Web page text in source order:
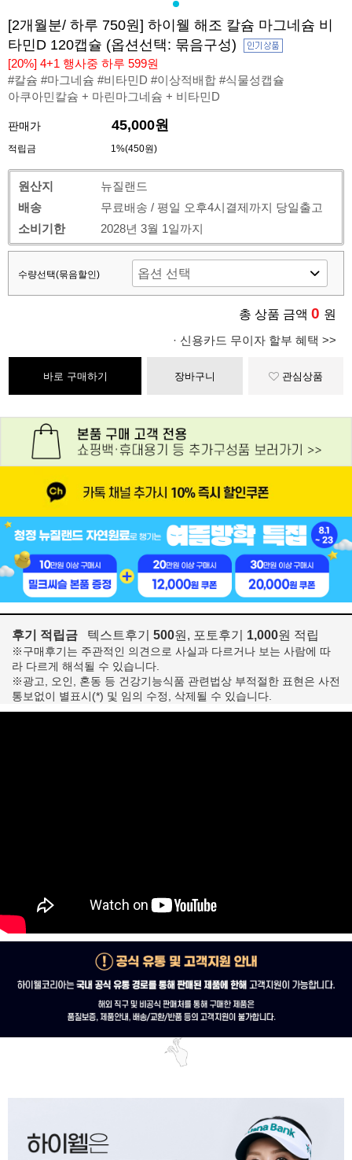
[2개월분/ 하루 750원] 하이웰 해조 칼슘 마그네슘 비
타민D 120캡슐 (옵션선택: 묶음구성)
[20%] 4+1 행사중 하루 599원
#칼슘 #마그네슘 #비타민D #이상적배합 #식물성캡슐
아쿠아민칼슘 + 마린마그네슘 + 비타민D
판매가 45,000원
적립금 1%(450원)
원산지
뉴질랜드
배송
무료배송 / 평일 오후4시결제까지 당일출고
소비기한
2028년 3월 1일까지
수량선택(묶음할인)
총 상품 금액 0 원
· 신용카드 무이자 할부 혜택 >>
바로 구매하기 장바구니 관심상품
후기 적립금 텍스트후기 500원, 포토후기 1,000원 적립
※구매후기는 주관적인 의견으로 사실과 다르거나 보는 사람에 따
라 다르게 해석될 수 있습니다.
※광고, 오인, 혼동 등 건강기능식품 관련법상 부적절한 표현은 사전
통보없이 별표시(*) 및 임의 수정, 삭제될 수 있습니다.